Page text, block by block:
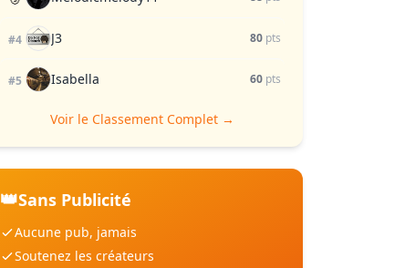
#4 J3 80 pts
#5 Isabella 60 pts
Voir le Classement Complet →
👑Sans Publicité
Aucune pub, jamais
Soutenez les créateurs